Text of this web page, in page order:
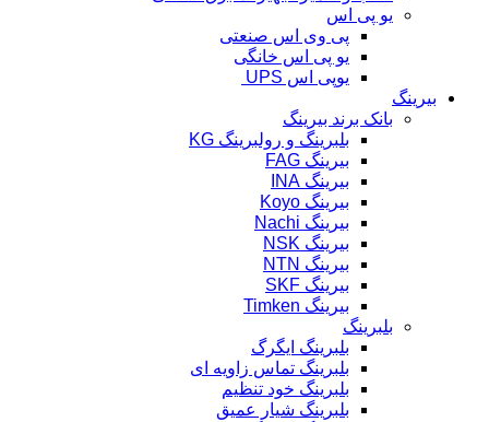
یو پی اس
پی وی اس صنعتی
یو پی اس خانگی
یوپی اس UPS
بیرینگ
بانک برند بیرینگ
بلبرینگ و رولبرینگ KG
بیرینگ FAG
بیرینگ INA
بیرینگ Koyo
بیرینگ Nachi
بیرینگ NSK
بیرینگ NTN
بیرینگ SKF
بیرینگ Timken
بلبرینگ
بلبرینگ ایگرگ
بلبرینگ تماس زاویه ای
بلبرینگ خود تنظیم
بلبرینگ شیار عمیق